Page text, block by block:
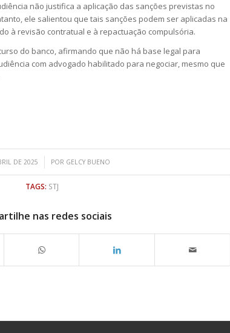
não justifica a aplicação das sanções previstas no
ele salientou que tais sanções podem ser aplicadas na
à revisão contratual e à repactuação compulsória.
do banco, afirmando que não há base legal para
com advogado habilitado para negociar, mesmo que
DE 2025
/ POR GELCY BUENO
TAGS: STJ
nas redes sociais